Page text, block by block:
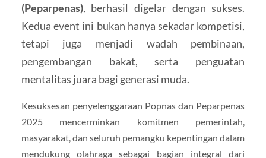
(Peparpenas), berhasil digelar dengan sukses.
Kedua event ini bukan hanya sekadar kompetisi,
tetapi juga menjadi wadah pembinaan,
pengembangan bakat, serta penguatan
mentalitas juara bagi generasi muda.
Kesuksesan penyelenggaraan Popnas dan Peparpenas
2025 mencerminkan komitmen pemerintah,
masyarakat, dan seluruh pemangku kepentingan dalam
mendukung olahraga sebagai bagian integral dari